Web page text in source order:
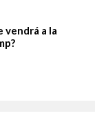
vendrá a la